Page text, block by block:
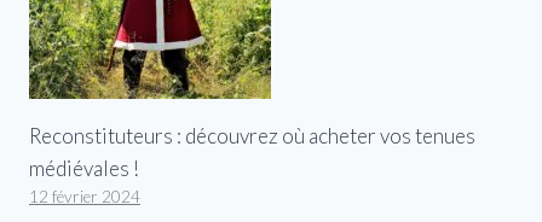
Reconstituteurs : découvrez où acheter vos tenues
médiévales !
12 février 2024